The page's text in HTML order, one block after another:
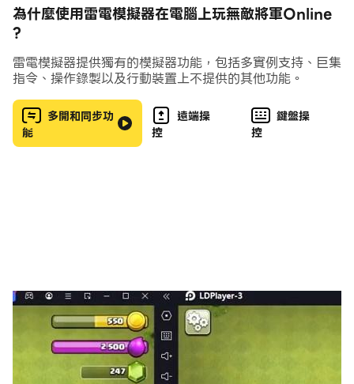
🔹 【專屬神兵】 —— 方天畫戟、青龍偃月刀、丈八蛇矛
等傳說級神兵皆可獲得，打造專屬武將！
遊戲特色：
🔥 【聯盟危機！巨型BOSS來襲】
潛伏於中原的神秘勢力蘇醒，巨型敵人降臨，帶來全新挑
戰！與盟友聯手討伐遠古英靈，爭奪豐厚獎勵與擊殺排名榮
⚔ 【熱血競技！跨服激戰】
全新跨服戰場開啟，挑戰天梯競技、國王爭霸戰、陣營戰，
與強敵爭奪最高榮耀，贏取賽季限定獎勵！
為什麼使用雷電模擬器在電腦上玩無敵將軍Online
?
雷電模擬器提供獨有的模擬器功能，包括多實例支持、巨集
指令、操作錄製以及行動裝置上不提供的其他功能。
多開和同步功
能
遠端操
控
鍵盤操
控